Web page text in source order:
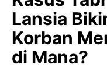
Lansia
Korban
di Mana?